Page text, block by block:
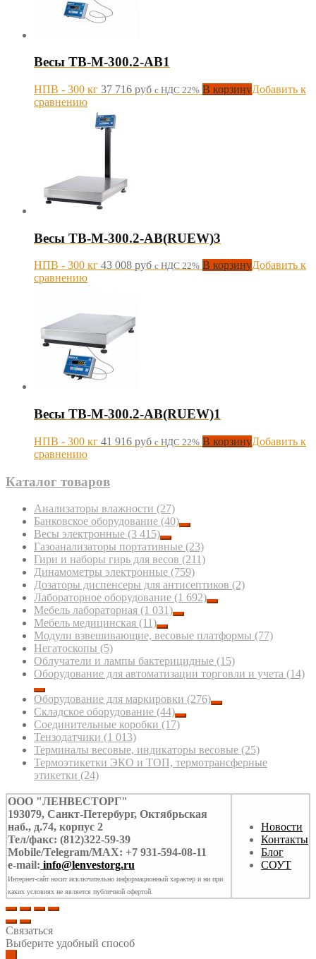
Весы TB-M-300.2-AB1
НПВ - 300 кг 37 716 руб с НДС 22% В корзинуДобавить к
сравнению
Весы TB-M-300.2-AB(RUEW)3
НПВ - 300 кг 43 008 руб с НДС 22% В корзинуДобавить к
сравнению
Весы TB-M-300.2-AB(RUEW)1
НПВ - 300 кг 41 916 руб с НДС 22% В корзинуДобавить к
сравнению
Каталог товаров
Анализаторы влажности (27)
Банковское оборудование (40)
Весы электронные (3 415)
Газоанализаторы портативные (23)
Гири и наборы гирь для весов (211)
Динамометры электронные (759)
Дозаторы диспенсеры для антисептиков (2)
Лабораторное оборудование (1 692)
Мебель лабораторная (1 031)
Мебель медицинская (11)
Модули взвешивающие, весовые платформы (77)
Негатоскопы (5)
Облучатели и лампы бактерицидные (15)
Оборудование для автоматизации торговли и учета (14)
Оборудование для маркировки (276)
Складское оборудование (44)
Соединительные коробки (17)
Тензодатчики (1 013)
Терминалы весовые, индикаторы весовые (25)
Термоэтикетки ЭКО и ТОП, термотрансферные
этикетки (24)
ООО "ЛЕНВЕСТОРГ"
193079, Санкт-Петербург, Октябрьская
наб., д.74, корпус 2
Тел/факс: (812)322-59-39
Mobile/Telegram/MAX: +7 931-594-08-11
e-mail: info@lenvestorg.ru
Интернет-сайт носит исключительно информационный характер и ни при
каких условиях не является публичной офертой.
Новости
Контакты
Блог
СОУТ
Связаться
Выберите удобный способ